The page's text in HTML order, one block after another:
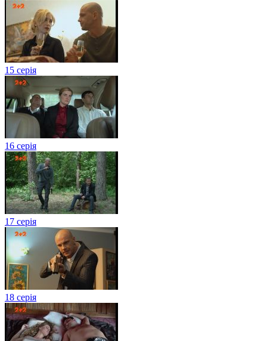
15 серія
16 серія
17 серія
18 серія